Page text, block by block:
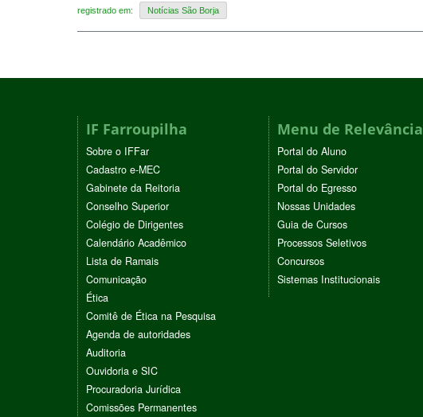
registrado em: Notícias São Borja
IF Farroupilha
Sobre o IFFar
Cadastro e-MEC
Gabinete da Reitoria
Conselho Superior
Colégio de Dirigentes
Calendário Acadêmico
Lista de Ramais
Comunicação
Ética
Comitê de Ética na Pesquisa
Agenda de autoridades
Auditoria
Ouvidoria e SIC
Procuradoria Jurídica
Comissões Permanentes
Menu de Relevância
Portal do Aluno
Portal do Servidor
Portal do Egresso
Nossas Unidades
Guia de Cursos
Processos Seletivos
Concursos
Sistemas Institucionais